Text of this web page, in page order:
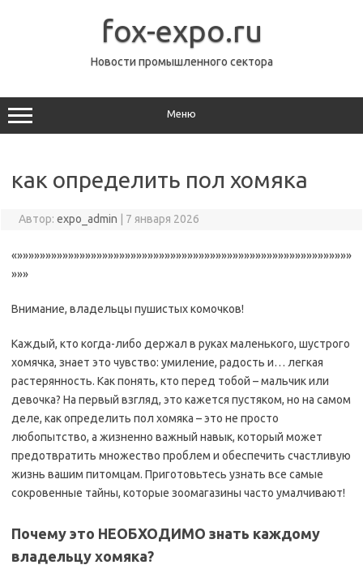
fox-expo.ru
Новости промышленного сектора
Меню
как определить пол хомяка
Автор: expo_admin 7 января 2026
«»»»»»»»»»»»»»»»»»»»»»»»»»»»»»»»»»»»»»»»»»»»»»»»»»»»»»»»»»»»
»»»
Внимание, владельцы пушистых комочков!
Каждый, кто когда-либо держал в руках маленького, шустрого
хомячка, знает это чувство: умиление, радость и… легкая
растерянность. Как понять, кто перед тобой – мальчик или
девочка? На первый взгляд, это кажется пустяком, но на самом
деле, как определить пол хомяка – это не просто
любопытство, а жизненно важный навык, который может
предотвратить множество проблем и обеспечить счастливую
жизнь вашим питомцам. Приготовьтесь узнать все самые
сокровенные тайны, которые зоомагазины часто умалчивают!
Почему это НЕОБХОДИМО знать каждому
владельцу хомяка?